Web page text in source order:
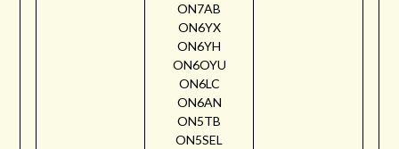
ON7AB
ON6YX
ON6YH
ON6OYU
ON6LC
ON6AN
ON5TB
ON5SEL